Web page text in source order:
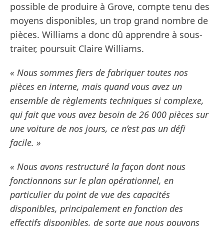
possible de produire à Grove, compte tenu des
moyens disponibles, un trop grand nombre de
pièces. Williams a donc dû apprendre à sous-
traiter, poursuit Claire Williams.
« Nous sommes fiers de fabriquer toutes nos
pièces en interne, mais quand vous avez un
ensemble de règlements techniques si complexe,
qui fait que vous avez besoin de 26 000 pièces sur
une voiture de nos jours, ce n’est pas un défi
facile. »
« Nous avons restructuré la façon dont nous
fonctionnons sur le plan opérationnel, en
particulier du point de vue des capacités
disponibles, principalement en fonction des
effectifs disponibles, de sorte que nous pouvons